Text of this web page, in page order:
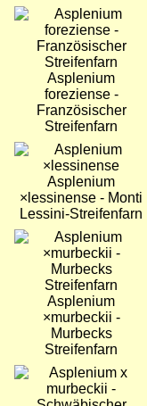
Bild
Asplenium
foreziense -
Französischer
Streifenfarn
Bild
Asplenium
×lessinense - Monti
Lessini-Streifenfarn
Bild
Asplenium
×murbeckii -
Murbecks
Streifenfarn
Bild